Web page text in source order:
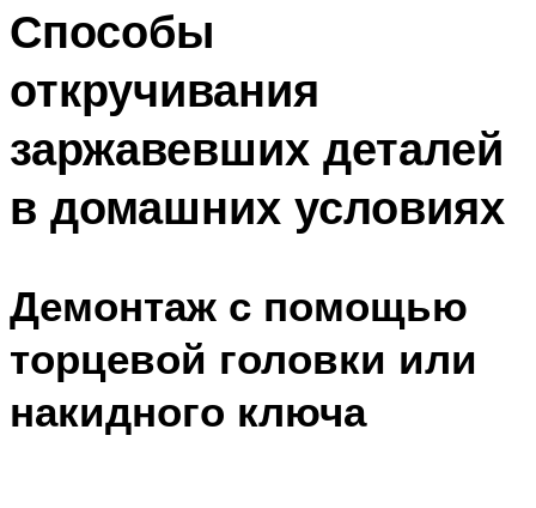
Способы
откручивания
заржавевших деталей
в домашних условиях
Демонтаж с помощью
торцевой головки или
накидного ключа